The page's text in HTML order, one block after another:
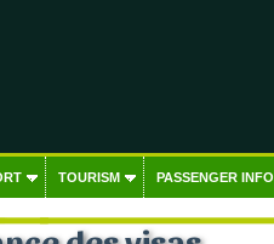
TOURISM PASSENGER INFO